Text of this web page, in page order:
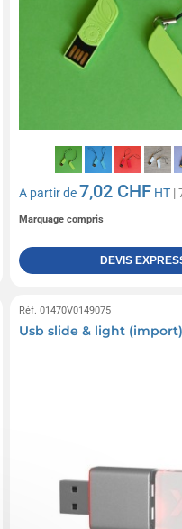
A partir de 7,02 CHF HT |
Marquage compris
DEVIS
Réf. 01470V0149075
Usb slide & light (import)